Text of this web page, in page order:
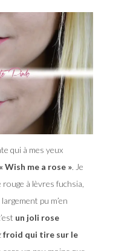
qui à mes yeux
Wish me a rose ». Je
à lèvres fuchsia,
pu m’en
un joli rose
froid qui tire sur le